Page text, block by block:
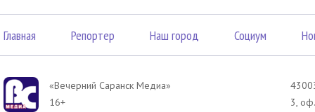
Главная Репортер Наш город Социум
«Вечерний Саранск Mедиа»
16+
3,